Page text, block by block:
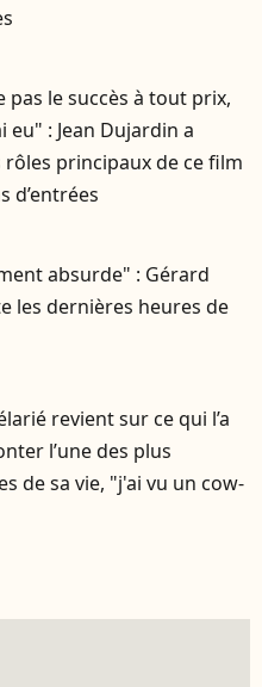
pas le succès à tout prix,
eu" : Jean Dujardin a
principaux de ce film
d’entrées
absurde" : Gérard
les dernières heures de
revient sur ce qui l’a
l’une des plus
de sa vie, "j'ai vu un cow-